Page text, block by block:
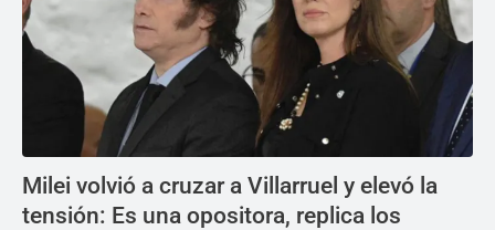
Milei volvió a cruzar a Villarruel y elevó la
tensión: Es una opositora, replica los